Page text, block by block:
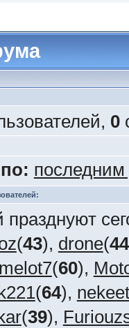
0
празднуют
(43), drone(44
(60),
(64), nekeet
(39),